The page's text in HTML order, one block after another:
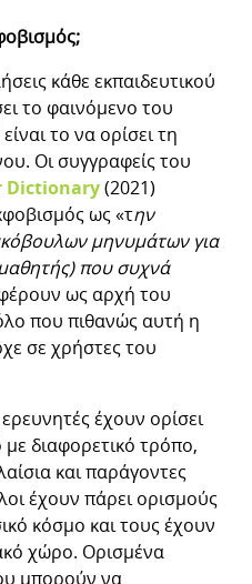
κάθε εκπαιδευτικού
το φαινόμενο του
το να ορίσει τη
Οι συγγραφείς του
Dictionary(2021)
ως «την
μηνυμάτων για
που συχνά
ως αρχή του
που πιθανώς αυτή η
σε χρήστες του
έχουν ορίσει
διαφορετικό τρόπο,
και παράγοντες
έχουν πάρει ορισμούς
κόσμο και τους έχουν
χώρο. Ορισμένα
μπορούν να